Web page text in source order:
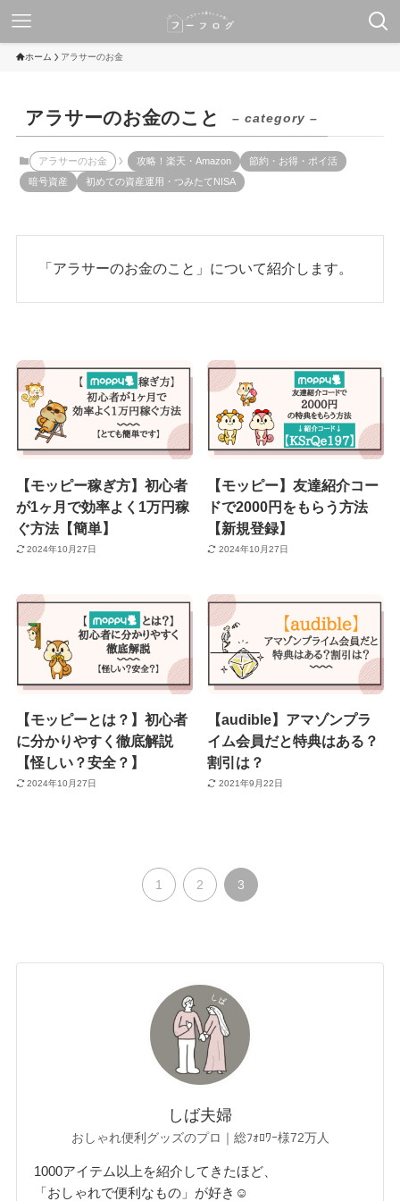
ホーム アラサーのお金
アラサーのお金のこと – category –
アラサーのお金 攻略！楽天・Amazon
節約・お得・ポイ活
暗号資産
初めての資産運用・つみたてNISA
「アラサーのお金のこと」について紹介します。
【モッピー稼ぎ方】初心者
が1ヶ月で効率よく1万円稼
ぐ方法【簡単】
2024年10月27日
【モッピー】友達紹介コー
ドで2000円をもらう方法
【新規登録】
2024年10月27日
【モッピーとは？】初心者
に分かりやすく徹底解説
【怪しい？安全？】
2024年10月27日
【audible】アマゾンプラ
イム会員だと特典はある？
割引は？
2021年9月22日
1 2 3
しば夫婦
おしゃれ便利グッズのプロ｜総ﾌｫﾛﾜｰ様72万人
1000アイテム以上を紹介してきたほど、
「おしゃれで便利なもの」が好き☺︎